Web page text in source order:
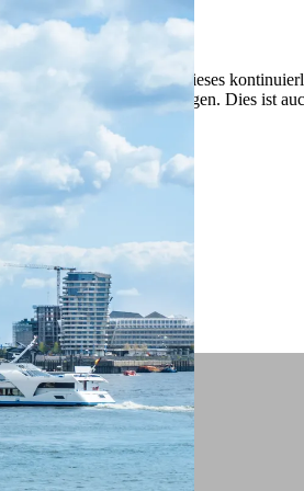
zu servieren und dieses
Präferenzen festlegen. Dies